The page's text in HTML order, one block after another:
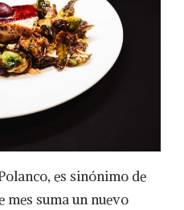
es sinónimo de
mes suma un nuevo